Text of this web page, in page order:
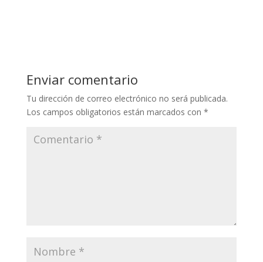
Enviar comentario
Tu dirección de correo electrónico no será publicada.
Los campos obligatorios están marcados con *